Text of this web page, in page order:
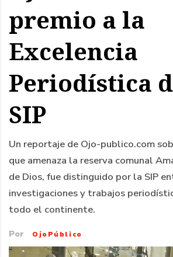
a
la
navegación
premio a la
Excelencia
Periodística
SIP
Un reportaje de Ojo-publico.com
que amenaza la reserva comunal
de Dios, fue distinguido por la SIP
investigaciones y trabajos
todo el continente.
Por OjoPúblico